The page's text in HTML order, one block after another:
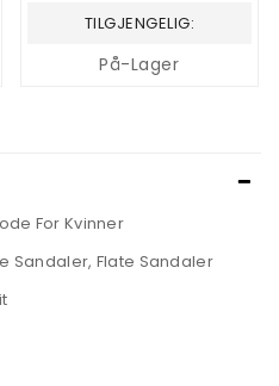
TILGJENGELIG:
På-Lager
For Kvinner
Sandaler, Flate Sandaler